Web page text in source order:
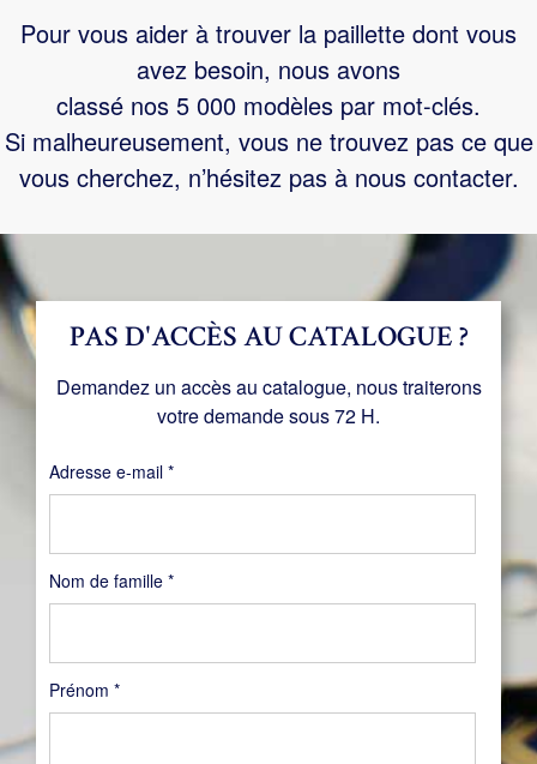
Pour vous aider à trouver la paillette dont vous
avez besoin, nous avons
classé nos 5 000 modèles par mot-clés.
Si malheureusement, vous ne trouvez pas ce que
vous cherchez, n’hésitez pas à nous contacter.
Nom de famille *
Prénom *
PAS D'ACCÈS AU CATALOGUE ?
Demandez un accès au catalogue, nous traiterons
votre demande sous 72 H.
Adresse e-mail *Obligatoire